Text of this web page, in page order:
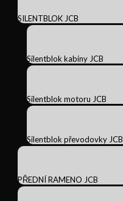
SILENTBLOK JCB
Silentblok kabíny JCB
Silentblok motoru JCB
Silentblok převodovky JCB
PŘEDNÍ RAMENO JCB